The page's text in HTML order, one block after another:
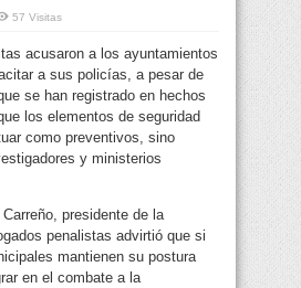
57 Visitas
acusaron a los ayuntamientos
a sus policías, a pesar de
se han registrado en hechos
los elementos de seguridad
como preventivos, sino
y ministerios
presidente de la
penalistas advirtió que si
mantienen su postura
en el combate a la